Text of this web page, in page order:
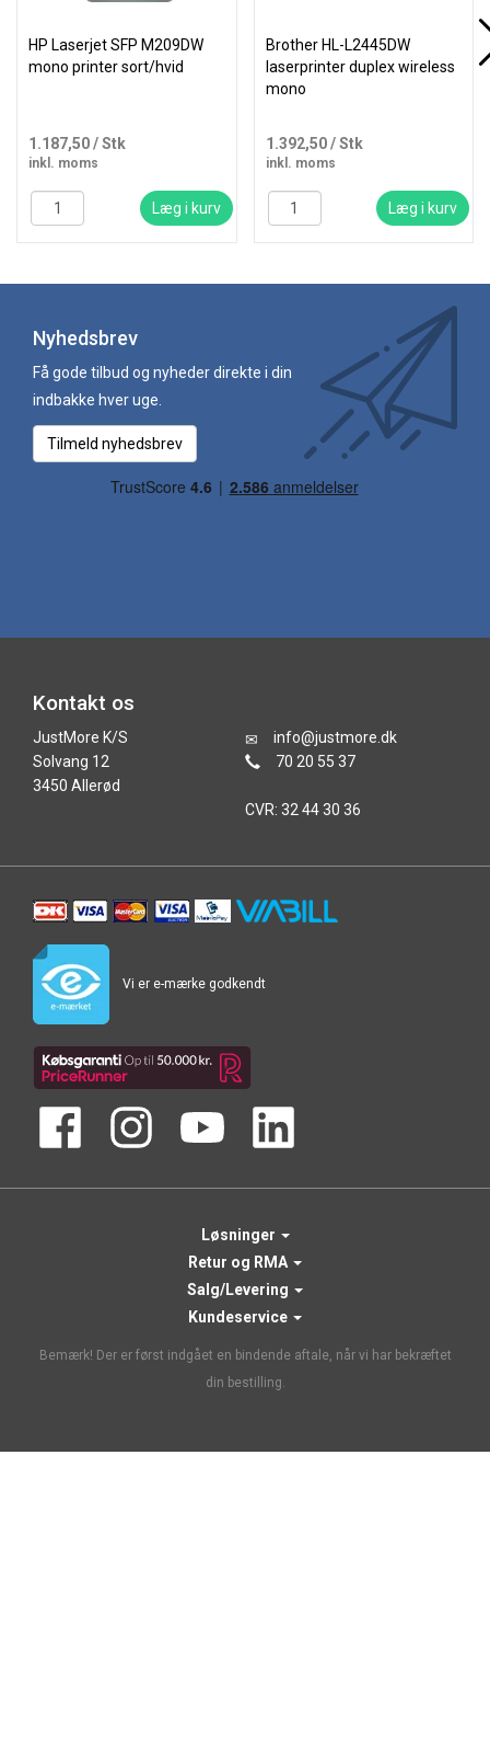
HP Laserjet SFP M209DW
mono printer sort/hvid
1.187,50/ Stk
inkl. moms
Læg i kurv
Brother HL-L2445DW
laserprinter duplex wireless
mono
1.392,50/ Stk
inkl. moms
Læg i kurv
Nyhedsbrev
Få gode tilbud og nyheder direkte i din
indbakke hver uge.
Tilmeld nyhedsbrev
Kontakt os
JustMore K/S
Solvang 12
3450 Allerød
info@justmore.dk
70 20 55 37
CVR: 32 44 30 36
Vi er e-mærke godkendt
Løsninger
Retur og RMA
Salg/Levering
Kundeservice
Bemærk! Der er først indgået en bindende aftale, når vi har bekræftet
din bestilling.